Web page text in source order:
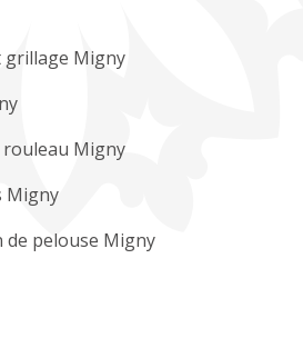
grillage Migny
rouleau Migny
Migny
pelouse Migny